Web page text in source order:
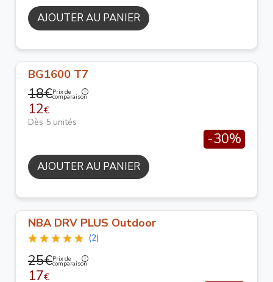
AJOUTER AU PANIER
BG1600 T7
18€Prix de
comparaison
12€
Dès 5 unités
-30%
AJOUTER AU PANIER
NBA DRV PLUS Outdoor
(2)
25€Prix de
comparaison
17€